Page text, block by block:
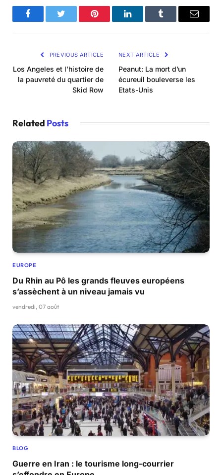
FacebookTwitter Pinterest LinkedInTumblr Email
PREVIOUS ARTICLE
Los Angeles et l’histoire de
la pauvreté du quartier de
Skid Row
NEXT ARTICLE
Peanut: La mort d’un
écureuil bouleverse les
Etats-Unis
Related Posts
EUROPE
Du Rhin au Pô les grands fleuves européens
s’assèchent à un niveau jamais vu
vendredi, 07 août
BLOG
Guerre en Iran : le tourisme long-courrier